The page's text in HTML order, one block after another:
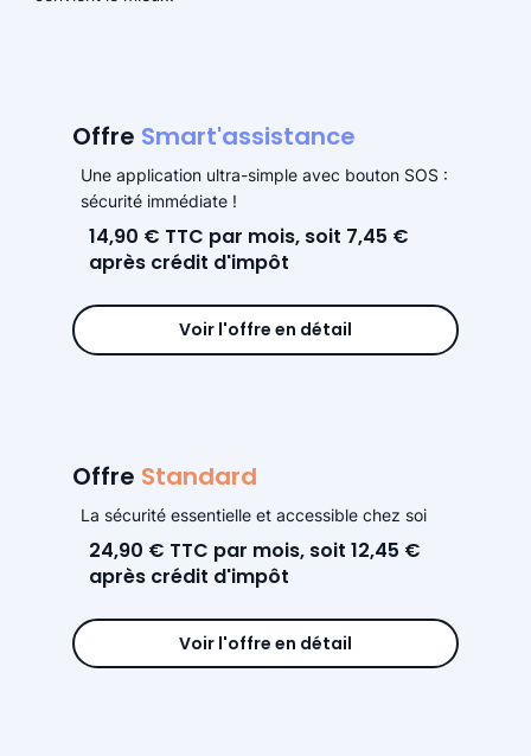
Offre Smart'assistance
Une application ultra-simple avec bouton SOS :
sécurité immédiate !
14,90 € TTC par mois, soit 7,45 €
après crédit d'impôt
Voir l'offre en détail
Offre Standard
La sécurité essentielle et accessible chez soi
24,90 € TTC par mois, soit 12,45 €
après crédit d'impôt
Voir l'offre en détail